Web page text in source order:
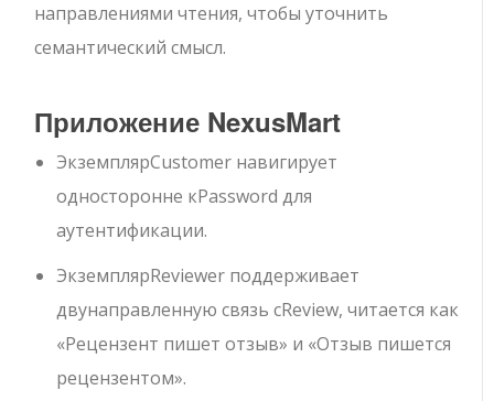
направлениями чтения, чтобы уточнить
семантический смысл.
Приложение NexusMart
ЭкземплярCustomer навигирует
односторонне кPassword для
аутентификации.
ЭкземплярReviewer поддерживает
двунаправленную связь сReview, читается как
«Рецензент пишет отзыв» и «Отзыв пишется
рецензентом».